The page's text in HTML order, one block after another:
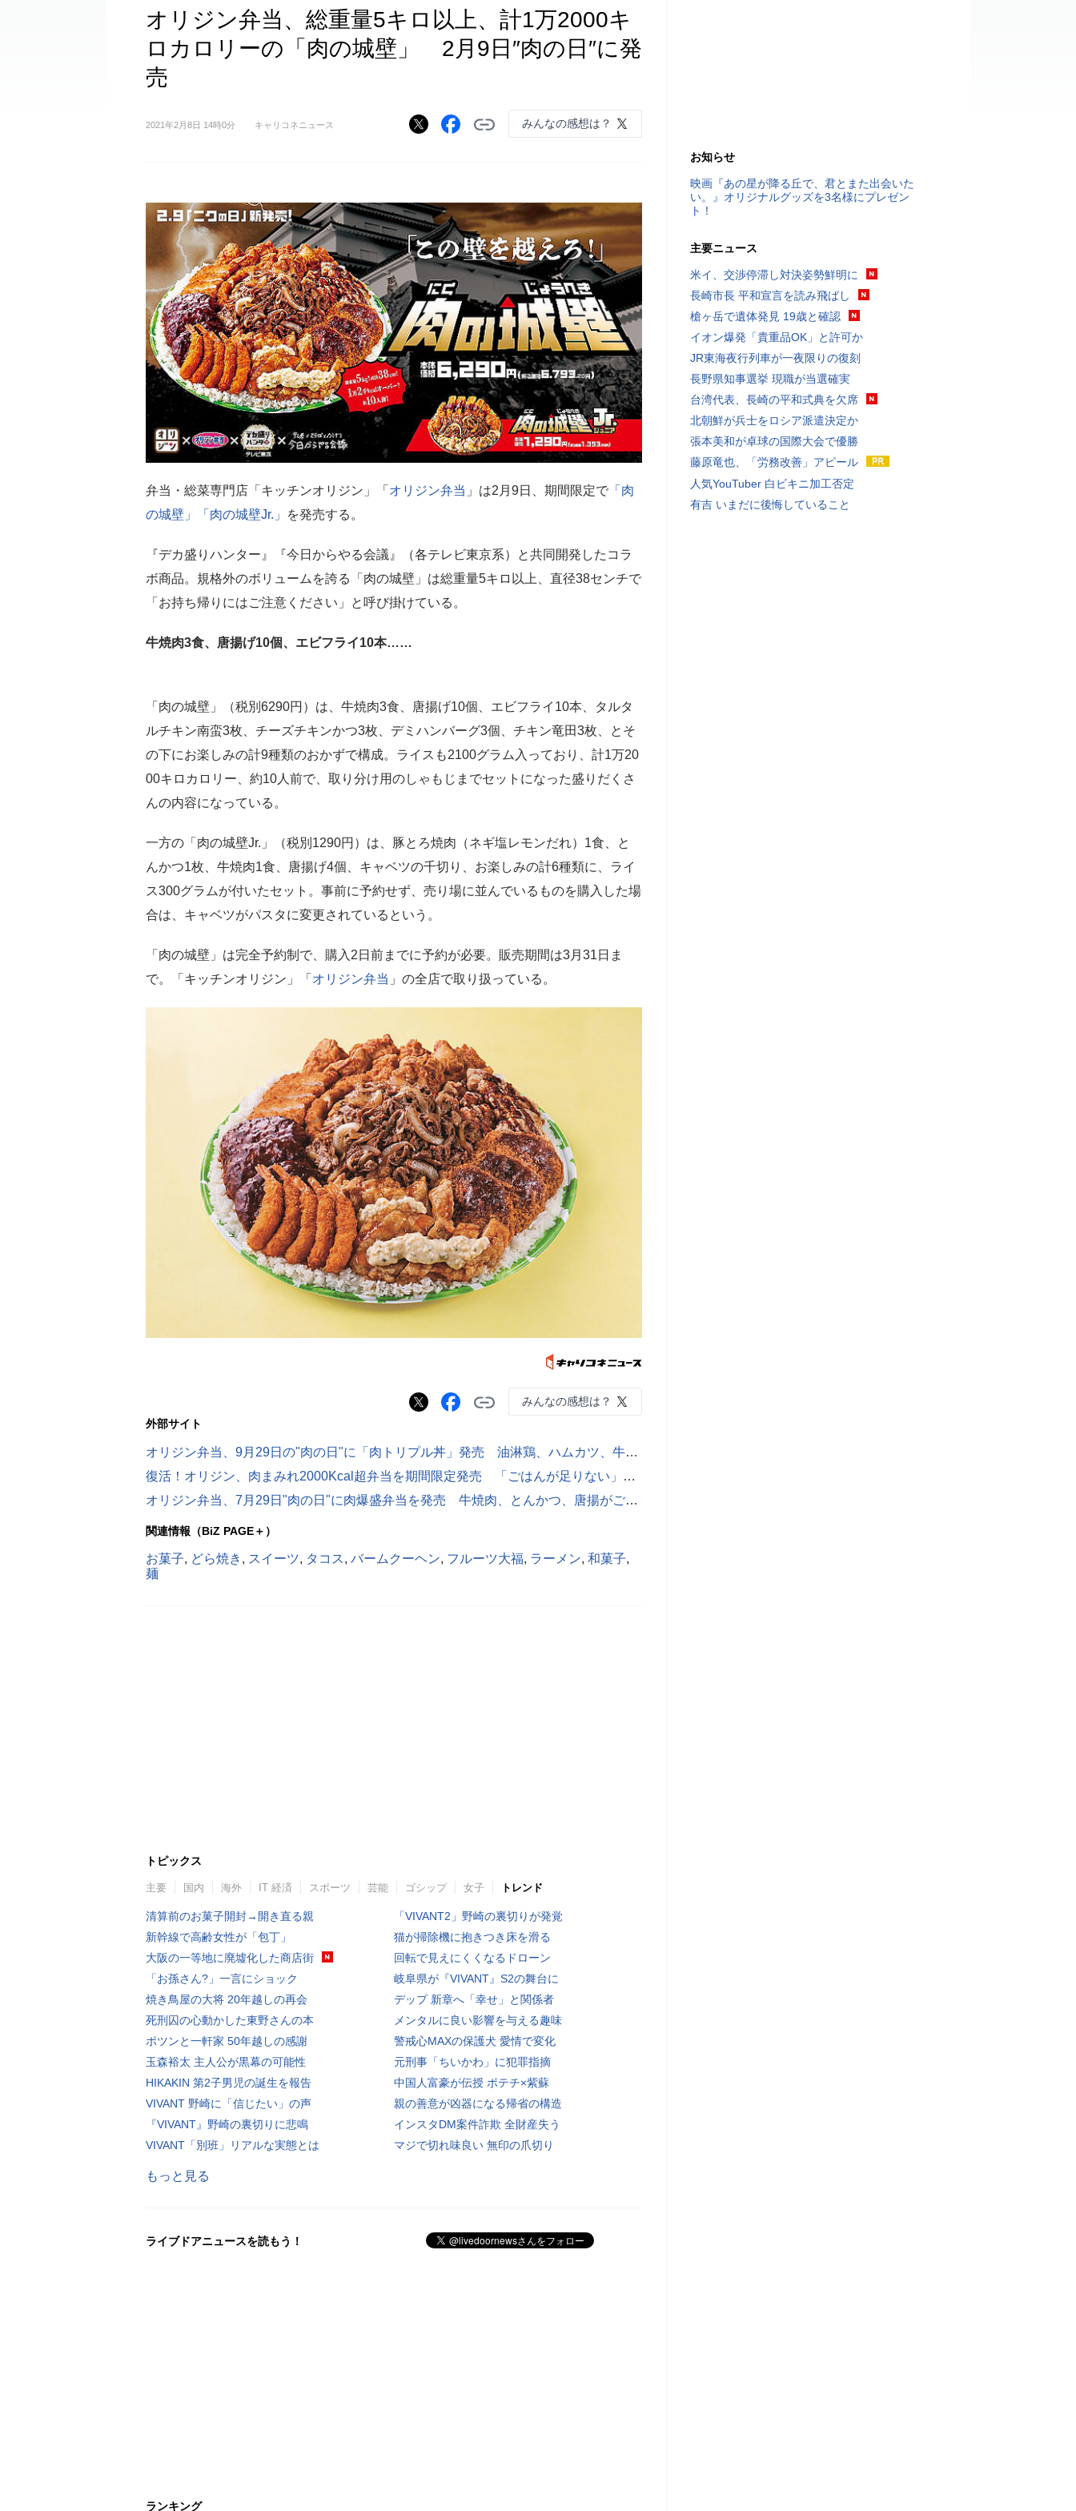
オリジン弁当、総重量5キロ以上、計1万2000キ
ロカロリーの「肉の城壁」 2月9日″肉の日″に発
売
2021年2月8日 14時0分 キャリコネニュース みんなの感想は？
弁当・総菜専門店「キッチンオリジン」「 オリジン弁当 」は2月9日、期間限定で 「肉
の城壁」「肉の城壁Jr.」
を発売する。
『デカ盛りハンター』『今日からやる会議』（各テレビ東京系）と共同開発したコラ
ボ商品。規格外のボリュームを誇る「肉の城壁」は総重量5キロ以上、直径38センチで
「お持ち帰りにはご注意ください」と呼び掛けている。
牛焼肉3食、唐揚げ10個、エビフライ10本……
「肉の城壁」（税別6290円）は、牛焼肉3食、唐揚げ10個、エビフライ10本、タルタ
ルチキン南蛮3枚、チーズチキンかつ3枚、デミハンバーグ3個、チキン竜田3枚、とそ
の下にお楽しみの計9種類のおかずで構成。ライスも2100グラム入っており、計1万20
00キロカロリー、約10人前で、取り分け用のしゃもじまでセットになった盛りだくさ
んの内容になっている。
一方の「肉の城壁Jr.」（税別1290円）は、豚とろ焼肉（ネギ塩レモンだれ）1食、と
んかつ1枚、牛焼肉1食、唐揚げ4個、キャベツの千切り、お楽しみの計6種類に、ライ
ス300グラムが付いたセット。事前に予約せず、売り場に並んでいるものを購入した場
合は、キャベツがパスタに変更されているという。
「肉の城壁」は完全予約制で、購入2日前までに予約が必要。販売期間は3月31日ま
で。「キッチンオリジン」「 オリジン弁当 」の全店で取り扱っている。
みんなの感想は？
外部サイト
オリジン弁当、9月29日の"肉の日"に「肉トリプル丼」発売 油淋鶏、ハムカツ、牛焼肉を一食に
復活！オリジン、肉まみれ2000Kcal超弁当を期間限定発売 「ごはんが足りない」の声に応えライス特盛の注文も可能
オリジン弁当、7月29日"肉の日"に肉爆盛弁当を発売 牛焼肉、とんかつ、唐揚がご飯を埋め尽くす！
関連情報（BiZ PAGE＋）
お菓子, どら焼き , スイーツ, タコス, バームクーヘン, フルーツ大福, ラーメン, 和菓子,
麺
トピックス
主要 国内 海外 IT 経済 スポーツ 芸能 ゴシップ 女子 トレンド
清算前のお菓子開封→開き直る親
新幹線で高齢女性が「包丁」
大阪の一等地に廃墟化した商店街
「お孫さん?」一言にショック
焼き鳥屋の大将 20年越しの再会
死刑囚の心動かした東野さんの本
ポツンと一軒家 50年越しの感謝
玉森裕太 主人公が黒幕の可能性
HIKAKIN 第2子男児の誕生を報告
VIVANT 野崎に「信じたい」の声
『VIVANT』野崎の裏切りに悲鳴
VIVANT「別班」リアルな実態とは
「VIVANT2」野崎の裏切りが発覚
猫が掃除機に抱きつき床を滑る
回転で見えにくくなるドローン
岐阜県が『VIVANT』S2の舞台に
デップ 新章へ「幸せ」と関係者
メンタルに良い影響を与える趣味
警戒心MAXの保護犬 愛情で変化
元刑事「ちいかわ」に犯罪指摘
中国人富豪が伝授 ポテチ×紫蘇
親の善意が凶器になる帰省の構造
インスタDM案件詐欺 全財産失う
マジで切れ味良い 無印の爪切り
もっと見る
ライブドアニュースを読もう！
ランキング
お知らせ
映画『あの星が降る丘で、君とまた出会いた
い。』オリジナルグッズを3名様にプレゼン
ト！
主要ニュース
米イ、交渉停滞し対決姿勢鮮明に
長崎市長 平和宣言を読み飛ばし
槍ヶ岳で遺体発見 19歳と確認
イオン爆発「貴重品OK」と許可か
JR東海夜行列車が一夜限りの復刻
長野県知事選挙 現職が当選確実
台湾代表、長崎の平和式典を欠席
北朝鮮が兵士をロシア派遣決定か
張本美和が卓球の国際大会で優勝
藤原竜也、「労務改善」アピール
人気YouTuber 白ビキニ加工否定
有吉 いまだに後悔していること